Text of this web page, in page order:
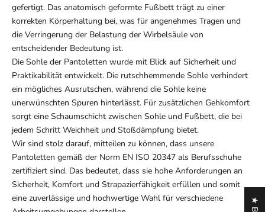
gefertigt. Das anatomisch geformte Fußbett trägt zu einer
korrekten Körperhaltung bei, was für angenehmes Tragen und
die Verringerung der Belastung der Wirbelsäule von
entscheidender Bedeutung ist.
Die Sohle der Pantoletten wurde mit Blick auf Sicherheit und
Praktikabilität entwickelt. Die rutschhemmende Sohle verhindert
ein mögliches Ausrutschen, während die Sohle keine
unerwünschten Spuren hinterlässt. Für zusätzlichen Gehkomfort
sorgt eine Schaumschicht zwischen Sohle und Fußbett, die bei
jedem Schritt Weichheit und Stoßdämpfung bietet.
Wir sind stolz darauf, mitteilen zu können, dass unsere
Pantoletten gemäß der Norm EN ISO 20347 als Berufsschuhe
zertifiziert sind. Das bedeutet, dass sie hohe Anforderungen an
Sicherheit, Komfort und Strapazierfähigkeit erfüllen und somit
eine zuverlässige und hochwertige Wahl für verschiedene